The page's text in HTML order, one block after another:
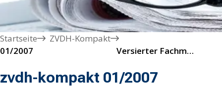
Startseite
ZVDH-Kompakt
01/2007                                          Versierter Fachmann übernimmt Hauptgeschäftsführung des Zentralverbands des Deutschen Dachdeckerhandwerks
zvdh-kompakt 01/2007